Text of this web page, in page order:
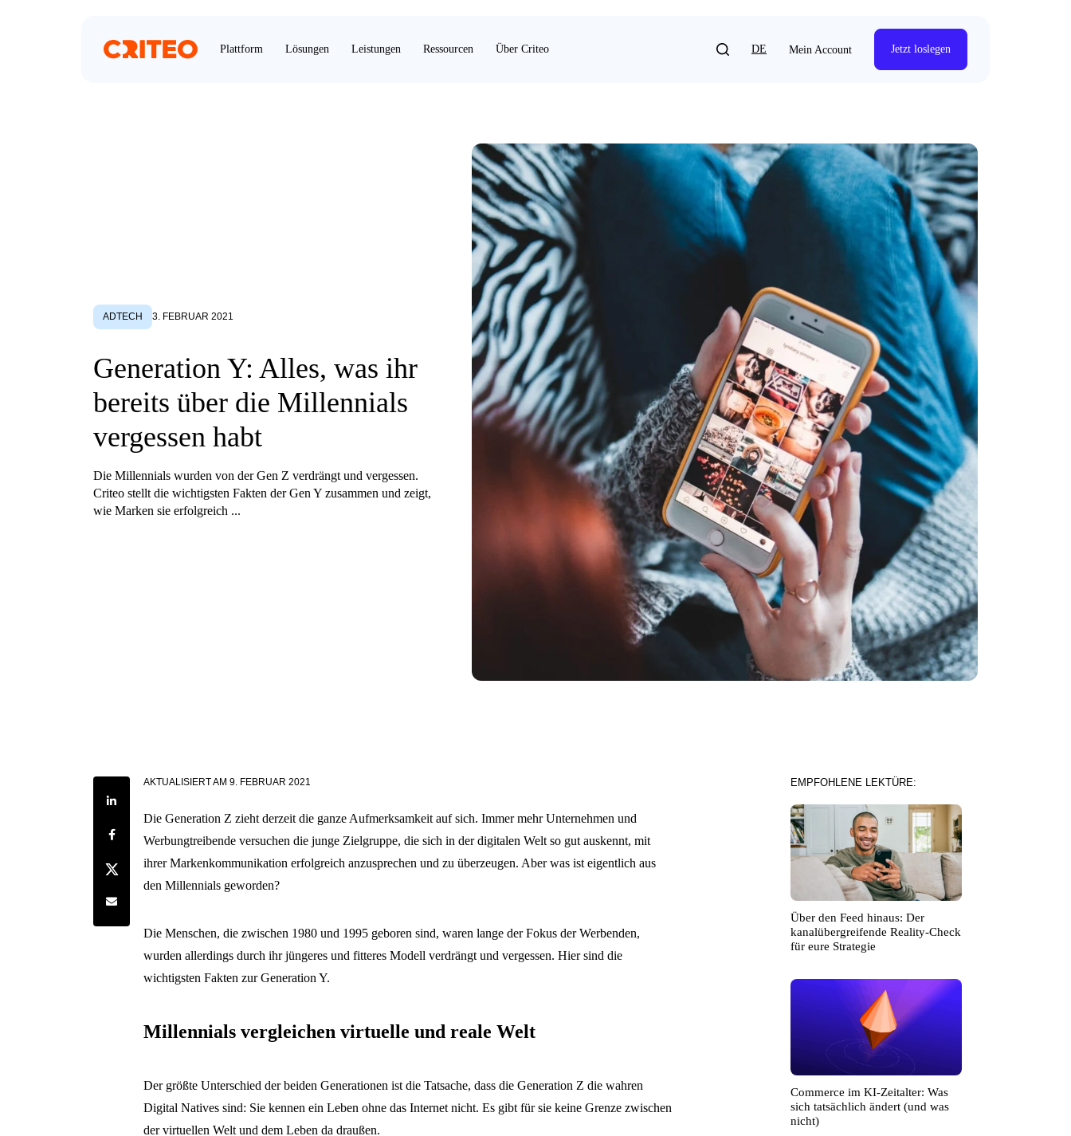
Plattform Lösungen Leistungen Ressourcen Über Criteo DE Mein Account Jetzt loslegen
ADTECH 3. FEBRUAR 2021
Generation Y: Alles, was ihr
bereits über die Millennials
vergessen habt
Die Millennials wurden von der Gen Z verdrängt und vergessen.
Criteo stellt die wichtigsten Fakten der Gen Y zusammen und zeigt,
wie Marken sie erfolgreich ...
Share on LinkedIn
Share on Facebook
Share on Twitter
Share by e-mail
AKTUALISIERT AM 9. FEBRUAR 2021
Die Generation Z zieht derzeit die ganze Aufmerksamkeit auf sich. Immer mehr Unternehmen und
Werbungtreibende versuchen die junge Zielgruppe, die sich in der digitalen Welt so gut auskennt, mit
ihrer Markenkommunikation erfolgreich anzusprechen und zu überzeugen. Aber was ist eigentlich aus
den Millennials geworden?
Die Menschen, die zwischen 1980 und 1995 geboren sind, waren lange der Fokus der Werbenden,
wurden allerdings durch ihr jüngeres und fitteres Modell verdrängt und vergessen. Hier sind die
wichtigsten Fakten zur Generation Y.
Millennials vergleichen virtuelle und reale Welt
Der größte Unterschied der beiden Generationen ist die Tatsache, dass die Generation Z die wahren
Digital Natives sind: Sie kennen ein Leben ohne das Internet nicht. Es gibt für sie keine Grenze zwischen
der virtuellen Welt und dem Leben da draußen.
EMPFOHLENE LEKTÜRE:
Über den Feed hinaus: Der
kanalübergreifende Reality-Check
für eure Strategie
Commerce im KI-Zeitalter: Was
sich tatsächlich ändert (und was
nicht)